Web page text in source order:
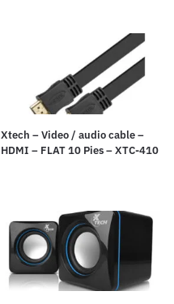
Xtech – Video / audio cable –
HDMI – FLAT 10 Pies – XTC-410